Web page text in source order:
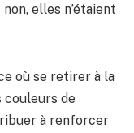
elles n’étaient
où se retirer à la
couleurs de
à renforcer